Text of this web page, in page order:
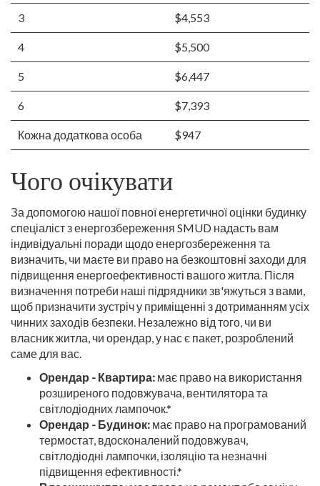
3 $4,553
4 $5,500
5 $6,447
6 $7,393
Кожна додаткова особа $947
Чого очікувати
За допомогою нашої повної енергетичної оцінки будинку
спеціаліст з енергозбереження SMUD надасть вам
індивідуальні поради щодо енергозбереження та
визначить, чи маєте ви право на безкоштовні заходи для
підвищення енергоефективності вашого житла. Після
визначення потреби наші підрядники зв'яжуться з вами,
щоб призначити зустріч у приміщенні з дотриманням усіх
чинних заходів безпеки. Незалежно від того, чи ви
власник житла, чи орендар, у нас є пакет, розроблений
саме для вас.
Орендар - Квартира: має право на використання
розширеного подовжувача, вентилятора та
світлодіодних лампочок.*
Орендар - Будинок: має право на програмований
термостат, вдосконалений подовжувач,
світлодіодні лампочки, ізоляцію та незначні
підвищення ефективності.*